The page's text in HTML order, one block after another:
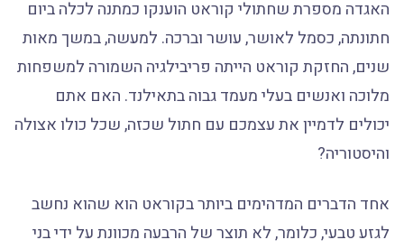
האגדה מספרת שחתולי קוראט הוענקו כמתנה לכלה ביום
חתונתה, כסמל לאושר, עושר וברכה. למעשה, במשך מאות
שנים, החזקת קוראט הייתה פריבילגיה השמורה למשפחות
מלוכה ואנשים בעלי מעמד גבוה בתאילנד. האם אתם
יכולים לדמיין את עצמכם עם חתול שכזה, שכל כולו אצולה
והיסטוריה?
אחד הדברים המדהימים ביותר בקוראט הוא שהוא נחשב
לגזע טבעי, כלומר, לא תוצר של הרבעה מכוונת על ידי בני